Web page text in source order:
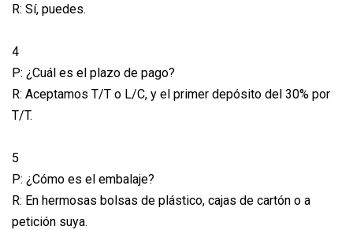
R: Sí, puedes.
4
P: ¿Cuál es el plazo de pago?
R: Aceptamos T/T o L/C, y el primer depósito del 30% por
T/T.
5
P: ¿Cómo es el embalaje?
R: En hermosas bolsas de plástico, cajas de cartón o a
petición suya.